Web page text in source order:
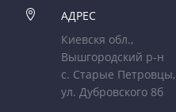

АДРЕС
Киевскя обл.,
Вышгородский р-н
с. Старые Петровцы,
ул. Дубровского 8б